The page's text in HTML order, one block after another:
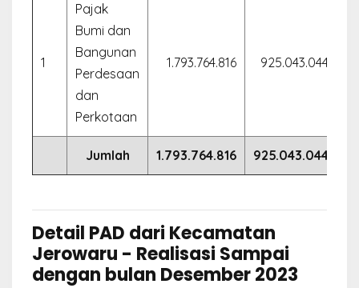
1
Pajak
Bumi dan
Bangunan
Perdesaan
dan
Perkotaan
1.793.764.816 925.043.044
Jumlah 1.793.764.816 925.043.044
Detail PAD dari Kecamatan
Jerowaru - Realisasi Sampai
dengan bulan Desember 2023